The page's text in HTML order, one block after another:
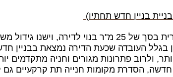
בניין חדש תחתיו)
קל יותר לקבל את מלוא התוספת האפשרית בסך של 25 מ"ר
בגלל העובדה שכעת הדירה נמצאת בבניין
ולרוב פתרונות מגורים וחניה מתקדמים
הסדרת מקומות חנייה תת קרקעיים גם